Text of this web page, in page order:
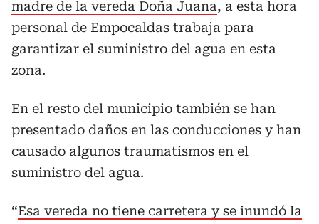
madre de la vereda Doña Juana, a esta hora
personal de Empocaldas trabaja para
garantizar el suministro del agua en esta
zona.
En el resto del municipio también se han
presentado daños en las conducciones y han
causado algunos traumatismos en el
suministro del agua.
“Esa vereda no tiene carretera y se inundó la